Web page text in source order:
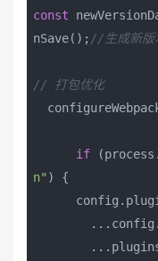
const
nSave(); //生成新版
// 打包优化
if
n" ) {